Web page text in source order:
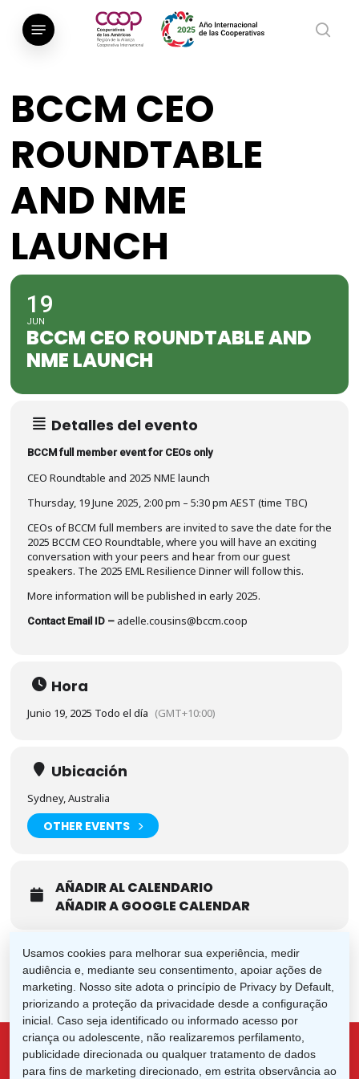
Menú
BCCM CEO
ROUNDTABLE
AND NME
LAUNCH
19
JUN
BCCM CEO ROUNDTABLE AND
NME LAUNCH
Detalles del evento
BCCM full member event for CEOs only
CEO Roundtable and 2025 NME launch
Thursday, 19 June 2025, 2:00 pm – 5:30 pm AEST (time TBC)
CEOs of BCCM full members are invited to save the date for the
2025 BCCM CEO Roundtable, where you will have an exciting
conversation with your peers and hear from our guest
speakers. The 2025 EML Resilience Dinner will follow this.
More information will be published in early 2025.
Contact Email ID – adelle.cousins@bccm.coop
Hora
Junio 19, 2025 Todo el día (GMT+10:00)
Ubicación
Sydney, Australia
OTHER EVENTS
AÑADIR AL CALENDARIO
AÑADIR A GOOGLE CALENDAR
Usamos cookies para melhorar sua experiência, medir
audiência e, mediante seu consentimento, apoiar ações de
marketing. Nosso site adota o princípio de Privacy by Default,
priorizando a proteção da privacidade desde a configuração
inicial. Caso seja identificado ou informado acesso por
criança ou adolescente, não realizaremos perfilamento,
publicidade direcionada ou qualquer tratamento de dados
para fins de marketing direcionado, em estrita observância ao